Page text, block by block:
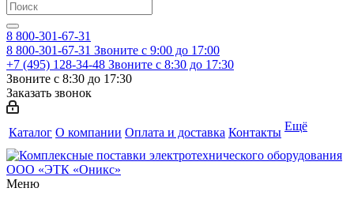
8 800-301-67-31
8 800-301-67-31 Звоните с 9:00 до 17:00
+7 (495) 128-34-48 Звоните с 8:30 до 17:30
Звоните с 8:30 до 17:30
Заказать звонок
Каталог О компании Оплата и доставка Контакты Ещё
Меню